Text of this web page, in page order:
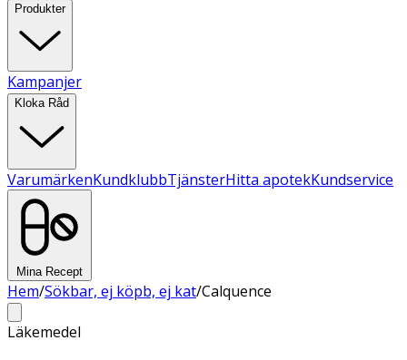
Produkter
Kampanjer
Kloka Råd
VarumärkenKundklubbTjänsterHitta apotekKundservice
Mina Recept
Hem/Sökbar, ej köpb, ej kat/Calquence
Läkemedel